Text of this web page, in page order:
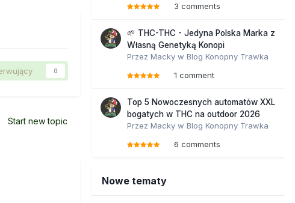
0
Start new topic
3 comments
🌱 THC-THC - Jedyna Polska Marka z
Własną Genetyką Konopi
Przez Macky w Blog Konopny Trawka
1 comment
Top 5 Nowoczesnych automatów XXL
bogatych w THC na outdoor 2026
Przez Macky w Blog Konopny Trawka
6 comments
Nowe tematy